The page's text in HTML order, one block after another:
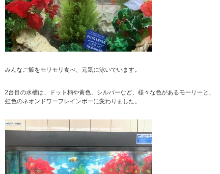
みんなご飯をモリモリ食べ、元気に泳いでいます。
2台目の水槽は、ドット柄や黄色、シルバーなど、様々な色があるモーリーと、
虹色のネオンドワーフレインボーに変わりました。